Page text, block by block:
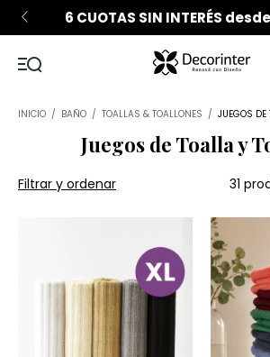
6 CUOTAS SIN INTERÉS
INICIO / BAÑO / TOALLAS & TOALLONES / JUEGOS DE
Juegos de Toalla y
Filtrar y ordenar 31